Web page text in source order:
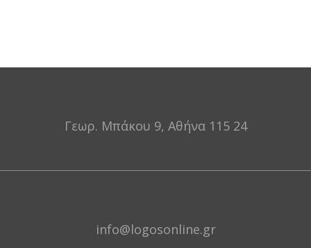
Γεωρ. Μπάκου 9, Αθήνα 115 24
info@logosonline.gr